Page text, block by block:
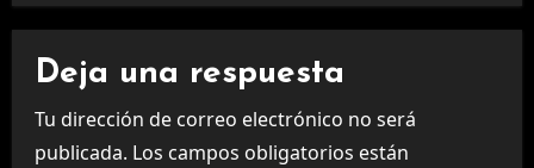
Deja una respuesta
Tu dirección de correo electrónico no será
publicada. Los campos obligatorios están